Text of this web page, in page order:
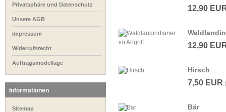
Privatsphäre und Datenschutz
Unsere AGB
Impressum
Widerrufsrecht
Auftragsmodellage
Informationen
Sitemap
12,90
12,90
Hirsch
7,50 EUR
Bär